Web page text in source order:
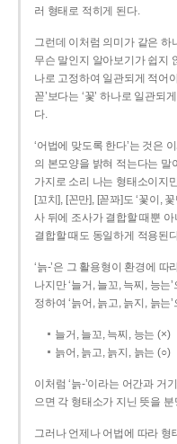
러 형태로 적히게 된다.
그런데 이처럼 의미가 같은 하
무슨 말인지 알아보기가 쉽지
나로 고정하여 일관되게 적어
꼳’보다는 ‘꽃’ 하나로 일관되
다.
‘어법에 맞도록 한다’는 것은
의 본모양을 밝혀 적는다는 말
가지로 소리 나는 형태소이지
[꼬치], [꼰만], [꼳꽈]도 ‘꽃이,
사 뒤에 조사가 결합할 때뿐 아
결합할 때도 동일하게 적용된
‘늙-’은 그 활용형이 환경에 따
나지만 ‘늘거, 늘꼬, 늑찌, 능는
정하여 ‘늙어, 늙고, 늙지, 늙는
늘거, 늘꼬, 늑찌, 능는 (×)
늙어, 늙고, 늙지, 늙는 (○)
이처럼 ‘늙-­’이라는 어간과 거
으면 각 형태소가 지닌 뜻을
그러나 언제나 어법에 따라 형